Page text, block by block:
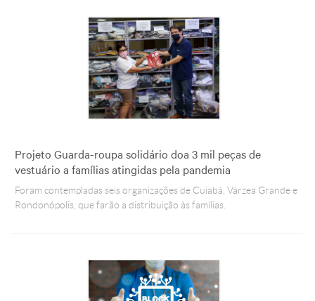
Projeto Guarda-roupa solidário doa 3 mil peças de
vestuário a famílias atingidas pela pandemia
Foram contempladas seis organizações de Cuiabá, Várzea Grande e
Rondonópolis, que farão a distribuição às famílias.